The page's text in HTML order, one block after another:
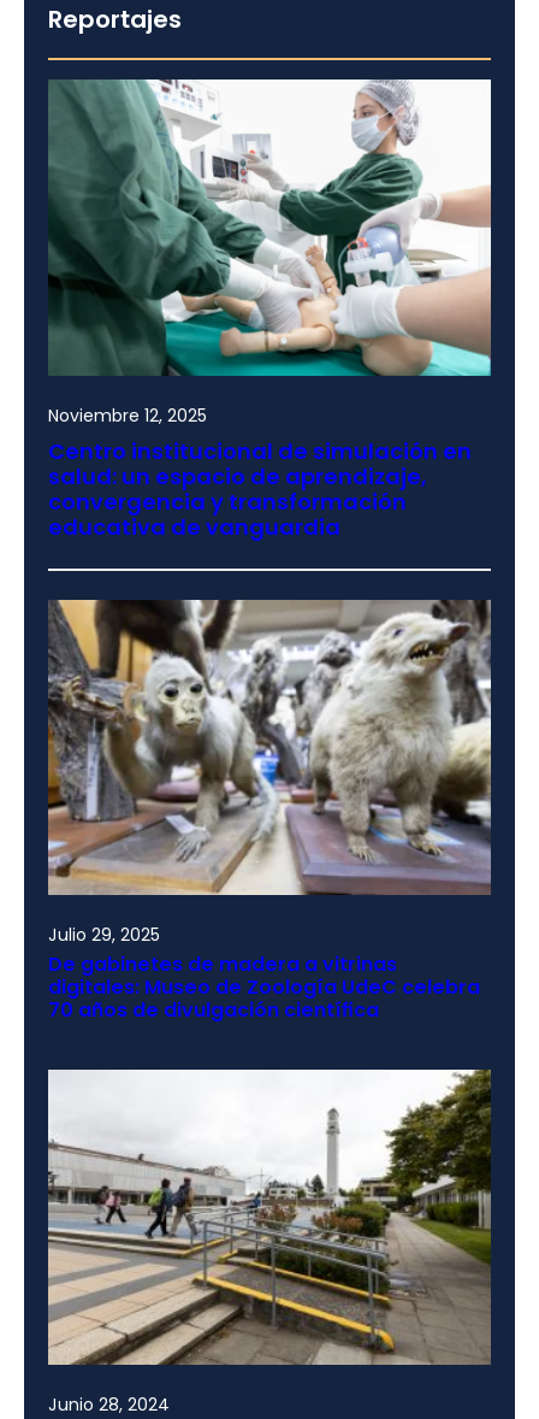
Reportajes
Noviembre 12, 2025
Centro institucional de simulación en
salud: un espacio de aprendizaje,
convergencia y transformación
educativa de vanguardia
Julio 29, 2025
De gabinetes de madera a vitrinas
digitales: Museo de Zoología UdeC celebra
70 años de divulgación científica
Junio 28, 2024